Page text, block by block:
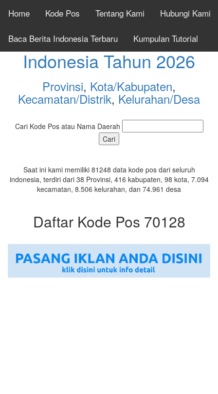
Home Kode Pos Tentang Kami Hubungi Kami
Baca Berita Indonesia Terbaru Kumpulan Tutorial
Cek Kode Pos Seluruh
Indonesia Tahun 2026
Provinsi, Kota/Kabupaten,
Kecamatan/Distrik, Kelurahan/Desa
Cari Kode Pos atau Nama Daerah
Saat ini kami memiliki 81248 data kode pos dari seluruh
indonesia, terdiri dari 38 Provinsi, 416 kabupaten, 98 kota, 7.094
kecamatan, 8.506 kelurahan, dan 74.961 desa
Daftar Kode Pos 70128